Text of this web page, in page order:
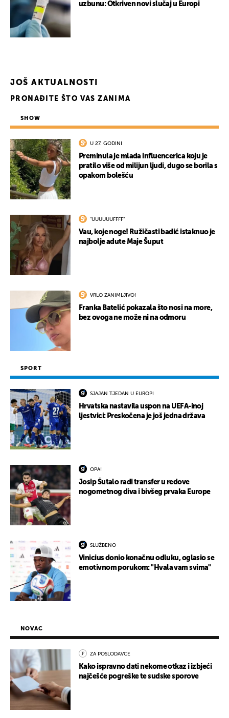
uzbunu: Otkriven novi slučaj u Europi
JOŠ AKTUALNOSTI
PRONAĐITE ŠTO VAS ZANIMA
SHOW
U 27. GODINI
Preminula je mlada influencerica koju je
pratilo više od milijun ljudi, dugo se borila s
opakom bolešću
"UUUUUUFFFF"
Vau, koje noge! Ružičasti badić istaknuo je
najbolje adute Maje Šuput
VRLO ZANIMLJIVO!
Franka Batelić pokazala što nosi na more,
bez ovoga ne može ni na odmoru
SPORT
SJAJAN TJEDAN U EUROPI
Hrvatska nastavila uspon na UEFA-inoj
ljestvici: Preskočena je još jedna država
OPA!
Josip Šutalo radi transfer u redove
nogometnog diva i bivšeg prvaka Europe
SLUŽBENO
Vinicius donio konačnu odluku, oglasio se
emotivnom porukom: "Hvala vam svima"
NOVAC
ZA POSLODAVCE
Kako ispravno dati nekome otkaz i izbjeći
najčešće pogreške te sudske sporove